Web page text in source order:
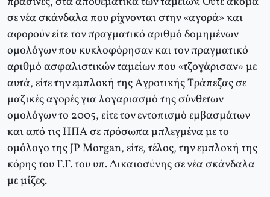
σε νέα σκάνδαλα που ρίχνονται στην «αγορά» και
αφορούν είτε τον πραγματικό αριθμό δομημένων
ομολόγων που κυκλοφόρησαν και τον πραγματικό
αριθμό ασφαλιστικών ταμείων που «τζογάρισαν» με
αυτά, είτε την εμπλοκή της Aγροτικής Tράπεζας σε
μαζικές αγορές για λογαριασμό της σύνθετων
ομολόγων το 2005, είτε τον εντοπισμό εμβασμάτων
και από τις HΠA σε πρόσωπα μπλεγμένα με το
ομόλογο της JP Morgan, είτε, τέλος, την εμπλοκή της
κόρης του Γ.Γ. του υπ. Δικαιοσύνης σε νέα σκάνδαλα
με μίζες.